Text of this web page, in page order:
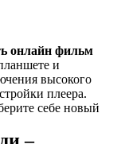
онлайн фильм
и
высокого
плеера.
себе новый